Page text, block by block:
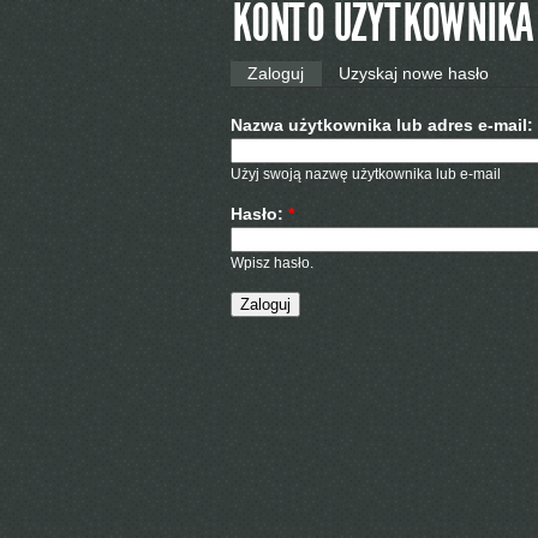
KONTO UŻYTKOWNIKA
Zaloguj Uzyskaj nowe hasło
Nazwa użytkownika lub adres e-mail:
Użyj swoją nazwę użytkownika lub e-mail
Hasło: *
Wpisz hasło.